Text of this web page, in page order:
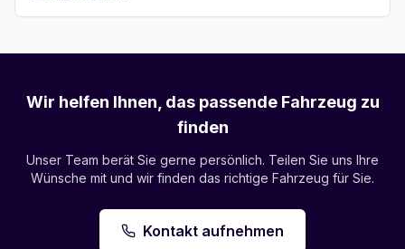
Wir helfen Ihnen, das passende Fahrzeug zu
finden
Unser Team berät Sie gerne persönlich. Teilen Sie uns Ihre
Wünsche mit und wir finden das richtige Fahrzeug für Sie.
Kontakt aufnehmen